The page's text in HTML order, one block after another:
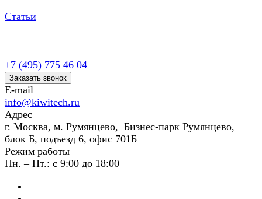
Статьи
+7 (495) 775 46 04
Заказать звонок
E-mail
info@kiwitech.ru
Адрес
г. Москва, м. Румянцево, Бизнес-парк Румянцево,
блок Б, подъезд 6, офис 701Б
Режим работы
Пн. – Пт.: с 9:00 до 18:00